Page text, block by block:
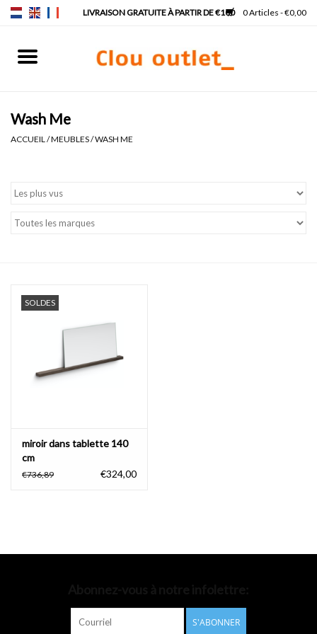
0 Articles - €0,00
Robinets & siphons
Meubles
Lampes pour miroir
Accessoires de salle de bain
Wash Me
ACCUEIL /MEUBLES/WASH ME
SOLDES
miroir dans tablette 140
cm
€736,89 €324,00
S'ABONNER